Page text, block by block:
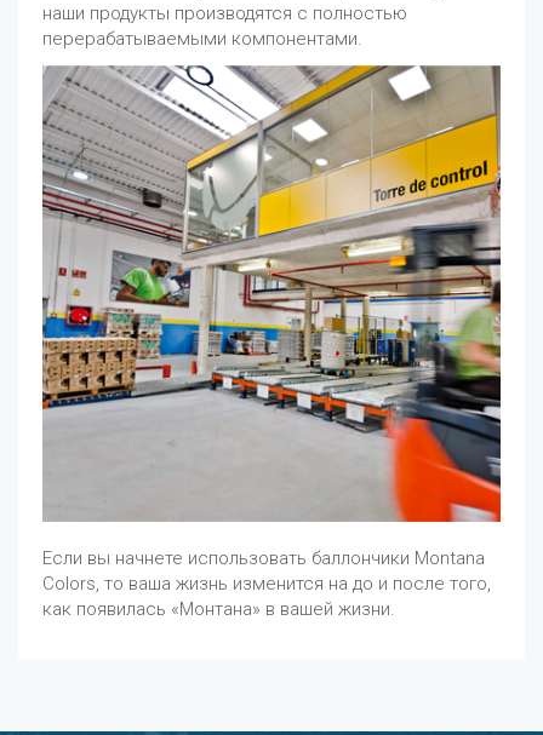
наши продукты производятся с полностью
перерабатываемыми компонентами.
Если вы начнете использовать баллончики Montana
Colors, то ваша жизнь изменится на до и после того,
как появилась «Монтана» в вашей жизни.